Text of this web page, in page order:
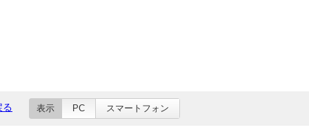
る 表示 PC スマートフォン